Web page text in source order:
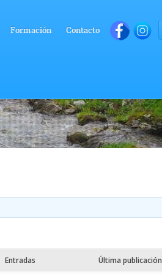
Formación Contacto
Entradas Última publicación